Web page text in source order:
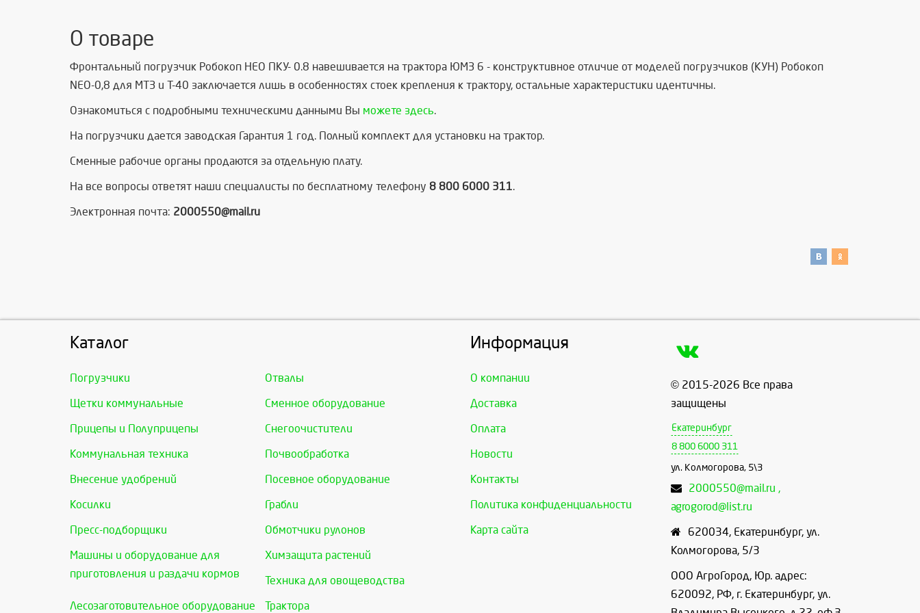
О товаре
Фронтальный погрузчик Робокоп НЕО ПКУ- 0.8 навешивается на трактора ЮМЗ 6 - конструктивное отличие от моделей погрузчиков (КУН) Робокоп
NEO-0,8 для МТЗ и Т-40 заключается лишь в особенностях стоек крепления к трактору, остальные характеристики идентичны.
Ознакомиться с подробными техническими данными Вы можете здесь.
На погрузчики дается заводская Гарантия 1 год. Полный комплект для установки на трактор.
Сменные рабочие органы продаются за отдельную плату.
На все вопросы ответят наши специалисты по бесплатному телефону 8 800 6000 311.
Электронная почта: 2000550@mail.ru
Каталог
Погрузчики Отвалы
Щетки коммунальные Сменное оборудование
Прицепы и Полуприцепы Снегоочистители
Коммунальная техника Почвообработка
Внесение удобрений Посевное оборудование
Косилки Грабли
Пресс-подборщики Обмотчики рулонов
Машины и оборудование для
приготовления и раздачи кормов
Химзащита растений
Техника для овощеводства
Лесозаготовительное оборудование Трактора
Информация
О компании
Доставка
Оплата
Новости
Контакты
Политика конфиденциальности
Карта сайта
© 2015-2026 Все права
защищены
Екатеринбург
8 800 6000 311
ул. Колмогорова, 5\3
2000550@mail.ru ,
agrogorod@list.ru
620034, Екатеринбург, ул.
Колмогорова, 5/3
ООО АгроГород, Юр. адрес:
620092, РФ, г. Екатеринбург, ул.